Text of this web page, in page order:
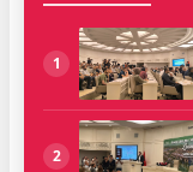
1
2